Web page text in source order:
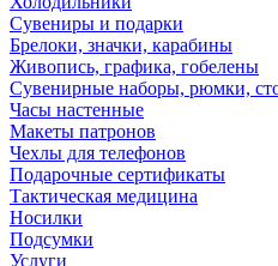
Сувениры и подарки
Брелоки, значки, карабины
Живопись, графика, гобелены
Сувенирные наборы, рюмки,
Часы настенные
Макеты патронов
Чехлы для телефонов
Подарочные сертификаты
Тактическая медицина
Носилки
Подсумки
Услуги